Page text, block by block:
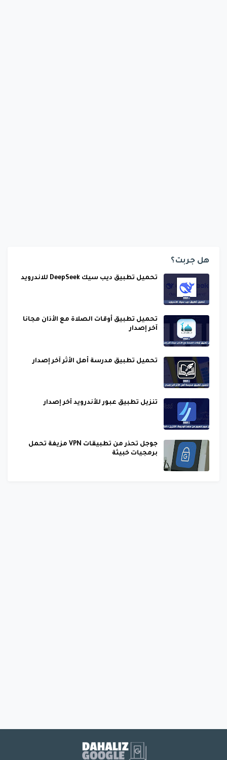
هل جربت؟
تحميل تطبيق ديب سيك DeepSeek للاندرويد
تحميل تطبيق أوقات الصلاة مع الأذان مجانا
آخر إصدار
تحميل تطبيق مدرسة أهل الأثر آخر إصدار
تنزيل تطبيق عبور للأندرويد آخر إصدار
جوجل تحذر من تطبيقات VPN مزيفة تحمل
برمجيات خبيثة